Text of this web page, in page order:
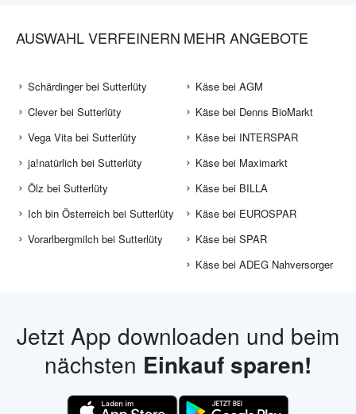
AUSWAHL VERFEINERN
Schärdinger bei Sutterlüty
Clever bei Sutterlüty
Vega Vita bei Sutterlüty
ja!natürlich bei Sutterlüty
Ölz bei Sutterlüty
Ich bin Österreich bei Sutterlüty
Vorarlbergmilch bei Sutterlüty
MEHR ANGEBOTE
Käse bei AGM
Käse bei Denns BioMarkt
Käse bei INTERSPAR
Käse bei Maximarkt
Käse bei BILLA
Käse bei EUROSPAR
Käse bei SPAR
Käse bei ADEG Nahversorger
Jetzt App downloaden und beim
nächsten Einkauf sparen!